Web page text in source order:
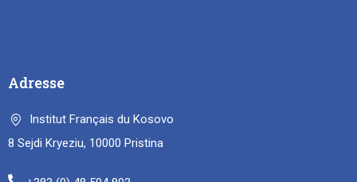
Adresse
Institut Français du Kosovo
8 Sejdi Kryeziu, 10000 Pristina